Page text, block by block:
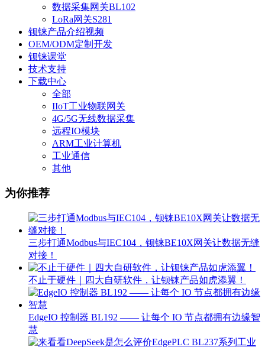
数据采集网关BL102
LoRa网关S281
钡铼产品介绍视频
OEM/ODM定制开发
钡铼课堂
技术支持
下载中心
全部
IIoT工业物联网关
4G/5G无线数据采集
远程IO模块
ARM工业计算机
工业通信
其他
为你推荐
三步打通Modbus与IEC104，钡铼BE10X网关让数据无缝
对接！
不止于硬件｜四大自研软件，让钡铼产品如虎添翼！
EdgeIO 控制器 BL192 —— 让每个 IO 节点都拥有边缘智
慧